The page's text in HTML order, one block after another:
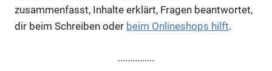
zusammenfasst, Inhalte erklärt, Fragen beantwortet,
dir beim Schreiben oder beim Onlineshops hilft.
...............